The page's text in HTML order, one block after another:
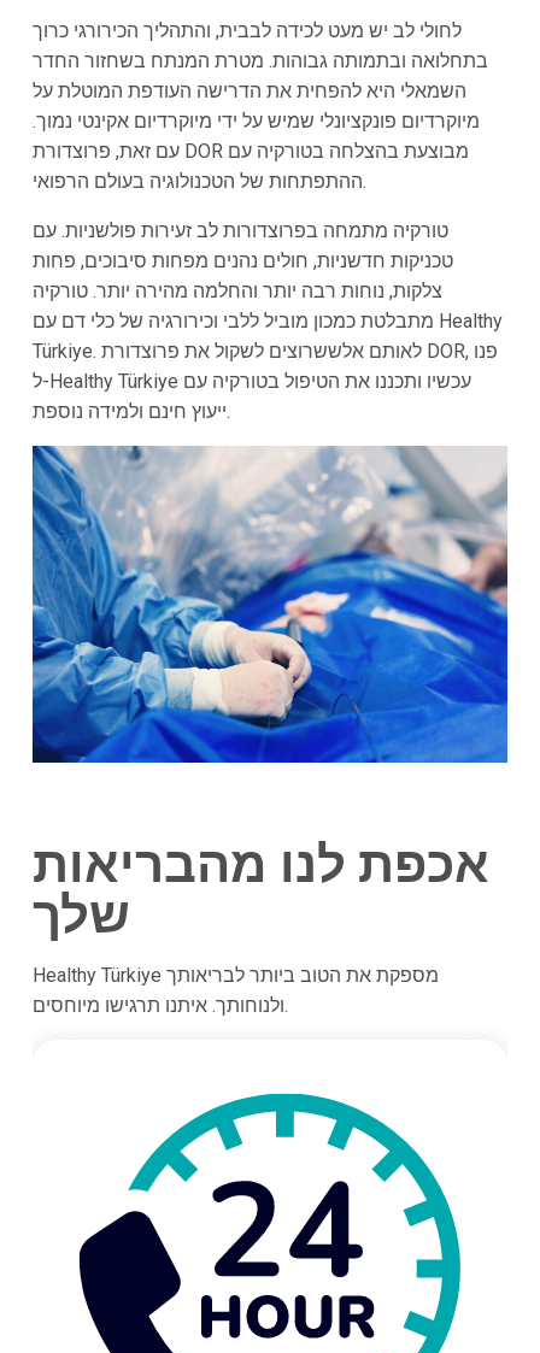
לחולי לב יש מעט לכידה לבבית, והתהליך הכירורגי כרוך
בתחלואה ובתמותה גבוהות. מטרת המנתח בשחזור החדר
השמאלי היא להפחית את הדרישה העודפת המוטלת על
מיוקרדיום פונקציונלי שמיש על ידי מיוקרדיום אקינטי נמוך.
עם זאת, פרוצדורת DOR מבוצעת בהצלחה בטורקיה עם
ההתפתחות של הטכנולוגיה בעולם הרפואי.
טורקיה מתמחה בפרוצדורות לב זעירות פולשניות. עם
טכניקות חדשניות, חולים נהנים מפחות סיבוכים, פחות
צלקות, נוחות רבה יותר והחלמה מהירה יותר. טורקיה
מתבלטת כמכון מוביל ללבי וכירורגיה של כלי דם עם Healthy
Türkiye. לאותם אלששרוצים לשקול את פרוצדורת DOR, פנו
ל-Healthy Türkiye עכשיו ותכננו את הטיפול בטורקיה עם
ייעוץ חינם ולמידה נוספת.
אכפת לנו מהבריאות
שלך
Healthy Türkiye מספקת את הטוב ביותר לבריאותך
ולנוחותך. איתנו תרגישו מיוחסים.